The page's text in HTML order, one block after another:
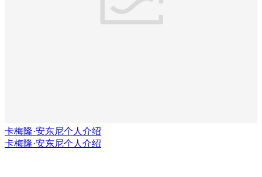
卡梅隆·安东尼个人介绍
卡梅隆·安东尼个人介绍